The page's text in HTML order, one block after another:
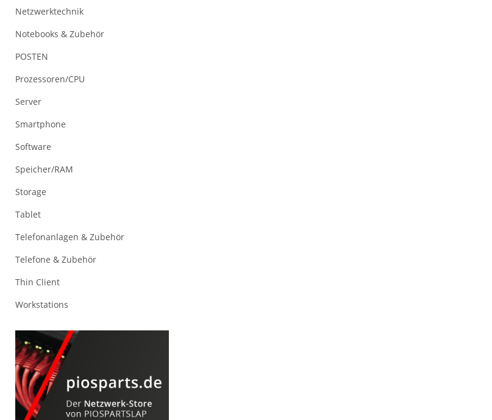
Netzwerktechnik
Notebooks & Zubehör
POSTEN
Prozessoren/CPU
Server
Smartphone
Software
Speicher/RAM
Storage
Tablet
Telefonanlagen & Zubehör
Telefone & Zubehör
Thin Client
Workstations